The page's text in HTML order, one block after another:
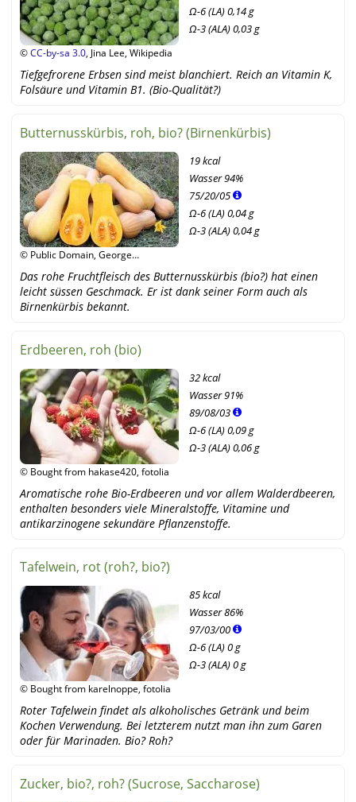
©CC-by-sa 3.0, Jina Lee, Wikipedia
Ω-6 (LA) 0,14 g
Ω-3 (ALA) 0,03 g
Tiefgefrorene Erbsen sind meist blanchiert. Reich an Vitamin K,
Folsäure und Vitamin B1. (Bio-Qualität?)
Butternusskürbis, roh, bio? (Birnenkürbis)
© Public Domain, George
19 kcal
Wasser94%
75/20/05
Ω-6 (LA) 0,04 g
Ω-3 (ALA) 0,04 g
Das rohe Fruchtfleisch des Butternusskürbis (bio?) hat einen
leicht süssen Geschmack. Er ist dank seiner Form auch als
Birnenkürbis bekannt.
Erdbeeren, roh (bio)
© Bought from hakase420, fotolia
32 kcal
Wasser91%
89/08/03
Ω-6 (LA) 0,09 g
Ω-3 (ALA) 0,06 g
Aromatische rohe Bio-Erdbeeren und vor allem Walderdbeeren,
enthalten besonders viele Mineralstoffe, Vitamine und
antikarzinogene sekundäre Pflanzenstoffe.
Tafelwein, rot (roh?, bio?)
© Bought from karelnoppe, fotolia
85 kcal
Wasser86%
97/03/00
Ω-6 (LA) 0 g
Ω-3 (ALA) 0 g
Roter Tafelwein findet als alkoholisches Getränk und beim
Kochen Verwendung. Bei letzterem nutzt man ihn zum Garen
oder für Marinaden. Bio? Roh?
Zucker, bio?, roh? (Sucrose, Saccharose)